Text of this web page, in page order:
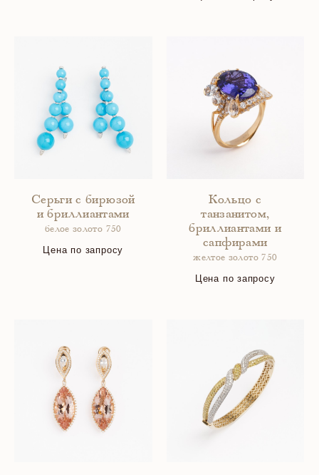
Серьги с бирюзой
и бриллиантами
белое золото 750
Цена по запросу
Кольцо с
танзанитом,
бриллиантами и
сапфирами
желтое золото 750
Цена по запросу